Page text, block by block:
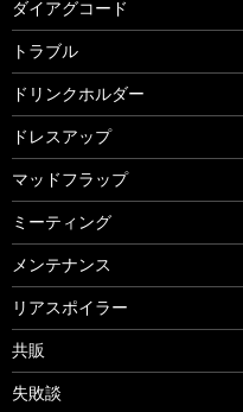
ダイアグコード
トラブル
ドリンクホルダー
ドレスアップ
マッドフラップ
ミーティング
メンテナンス
リアスポイラー
共販
失敗談